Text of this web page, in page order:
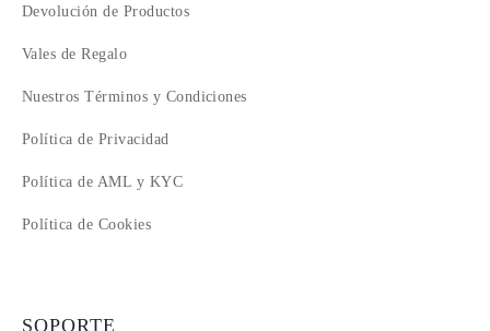
Devolución de Productos
Vales de Regalo
Nuestros Términos y Condiciones
Política de Privacidad
Política de AML y KYC
Política de Cookies
SOPORTE